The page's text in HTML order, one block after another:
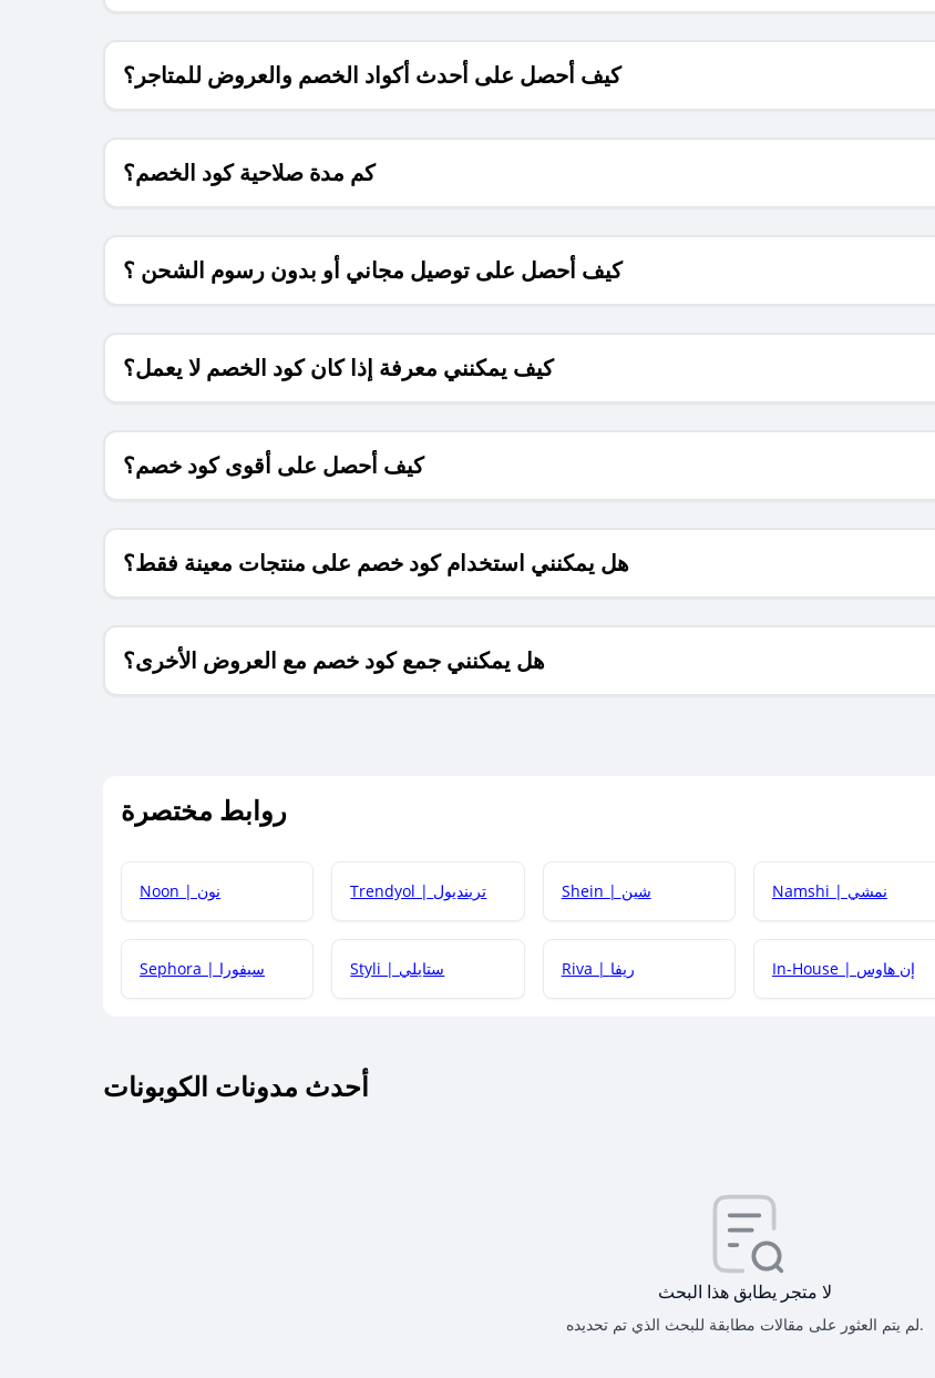
كيف أحصل على أحدث أكواد الخصم والعروض للمتاجر؟
كم مدة صلاحية كود الخصم؟
كيف أحصل على توصيل مجاني أو بدون رسوم الشحن ؟
كيف يمكنني معرفة إذا كان كود الخصم لا يعمل؟
كيف أحصل على أقوى كود خصم؟
هل يمكنني استخدام كود خصم على منتجات معينة فقط؟
هل يمكنني جمع كود خصم مع العروض الأخرى؟
روابط مختصرة
Noon | نون Trendyol | ترينديول Shein | شين Namshi | نمشي
Sephora | سيفورا Styli | ستايلي Riva | ريفا In-House | إن هاوس
أحدث مدونات الكوبونات
لا متجر يطابق هذا البحث
لم يتم العثور على مقالات مطابقة للبحث الذي تم تحديده.